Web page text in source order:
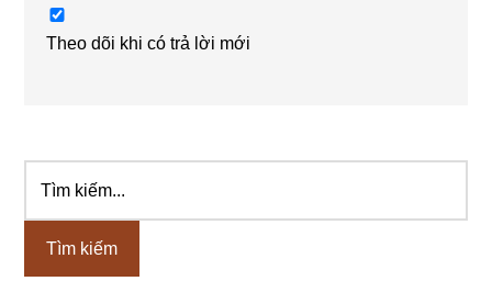
Theo dõi khi có trả lời mới
Sidebar
chính
kiếm...